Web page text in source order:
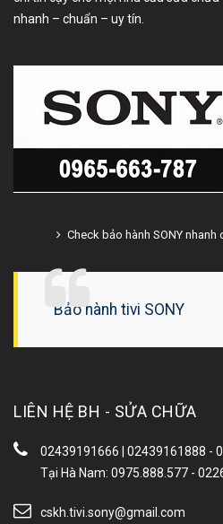
nhanh – chuẩn – uy tín.
Check bảo hành SONY nhanh
Bảo hành tivi SONY
LIÊN HỆ BH - SỬA CHỮA
02439191666 | 02439161888 -
Tại Hà Nam: 0975.888.577 -
cskh.tivi.sony@gmail.com